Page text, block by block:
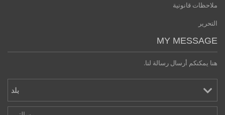
ملاحظات قانونية
التحرير
MY MESSAGE
هنا يمكنكم أرسال رسالة لنا.